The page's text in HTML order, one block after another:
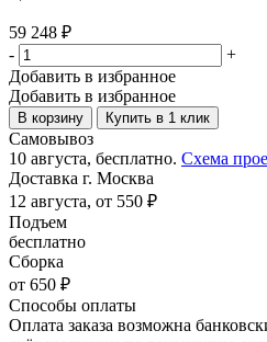
59 248 ₽
-
+
Добавить в избранное
Добавить в избранное
В корзину Купить в 1 клик
Самовывоз
10 августа, бесплатно. Схема
Доставка г. Москва
12 августа, от 550 ₽
Подъем
бесплатно
Сборка
от 650 ₽
Способы оплаты
Оплата заказа возможна